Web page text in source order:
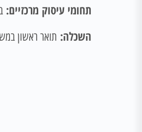
תחומי עיסוק מרכזיים:
השכלה: תואר ראשון